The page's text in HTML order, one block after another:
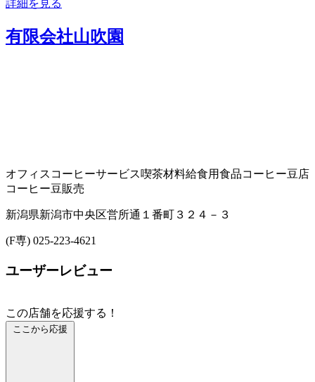
詳細を見る
有限会社山吹園
オフィスコーヒーサービス喫茶材料給食用食品コーヒー豆店
コーヒー豆販売
新潟県新潟市中央区営所通１番町３２４－３
(F専) 025-223-4621
ユーザーレビュー
この店舗を応援する！
ここから応援